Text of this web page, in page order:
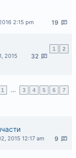
19
2:15 pm
1 2
32
2015
1 … 3 4 5 6 7
9
2015 12:17 am